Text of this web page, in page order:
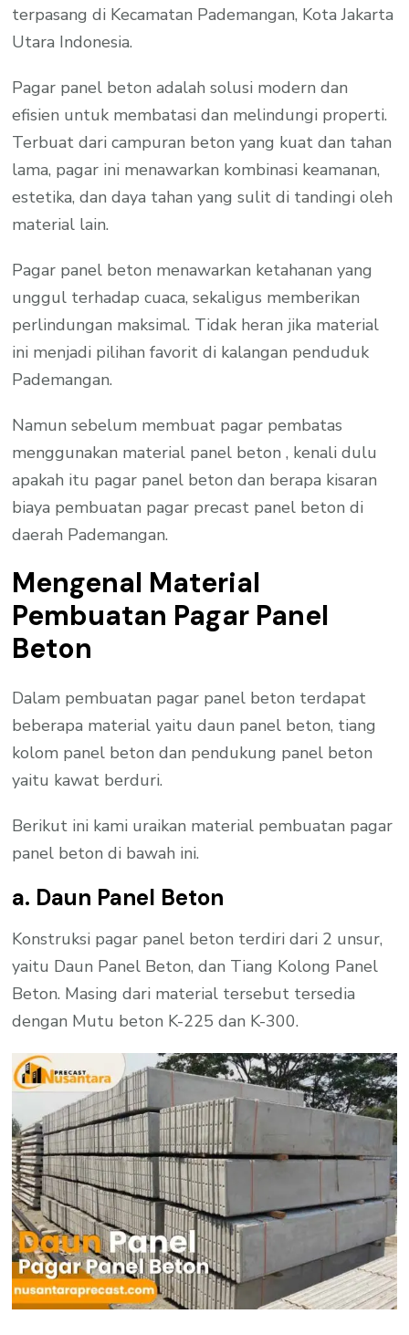
terpasang di Kecamatan Pademangan, Kota Jakarta
Utara Indonesia.
Pagar panel beton adalah solusi modern dan
efisien untuk membatasi dan melindungi properti.
Terbuat dari campuran beton yang kuat dan tahan
lama, pagar ini menawarkan kombinasi keamanan,
estetika, dan daya tahan yang sulit di tandingi oleh
material lain.
Pagar panel beton menawarkan ketahanan yang
unggul terhadap cuaca, sekaligus memberikan
perlindungan maksimal. Tidak heran jika material
ini menjadi pilihan favorit di kalangan penduduk
Pademangan.
Namun sebelum membuat pagar pembatas
menggunakan material panel beton , kenali dulu
apakah itu pagar panel beton dan berapa kisaran
biaya pembuatan pagar precast panel beton di
daerah Pademangan.
Mengenal Material
Pembuatan Pagar Panel
Beton
Dalam pembuatan pagar panel beton terdapat
beberapa material yaitu daun panel beton, tiang
kolom panel beton dan pendukung panel beton
yaitu kawat berduri.
Berikut ini kami uraikan material pembuatan pagar
panel beton di bawah ini.
a. Daun Panel Beton
Konstruksi pagar panel beton terdiri dari 2 unsur,
yaitu Daun Panel Beton, dan Tiang Kolong Panel
Beton. Masing dari material tersebut tersedia
dengan Mutu beton K-225 dan K-300.